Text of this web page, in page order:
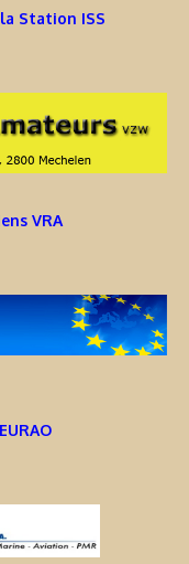
Station ISS
VRA